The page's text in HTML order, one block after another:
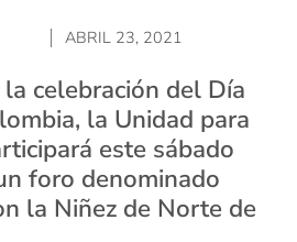
ABRIL 23, 2021
celebración del Día
la Unidad para
este sábado
foro denominado
la Niñez de Norte de